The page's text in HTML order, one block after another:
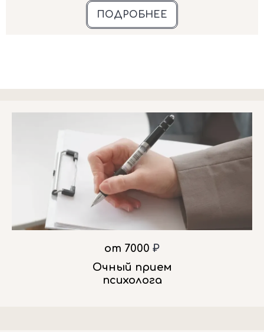
ПОДРОБНЕЕ
от 7000 ₽
Очный прием
психолога